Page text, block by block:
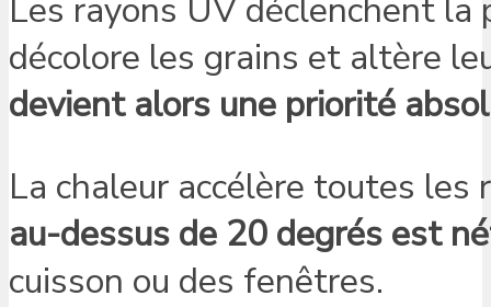
Les rayons UV déclenchent
décolore les grains et altère
devient alors une priorité
La chaleur accélère toutes
au-dessus de 20 degrés est
cuisson ou des fenêtres.